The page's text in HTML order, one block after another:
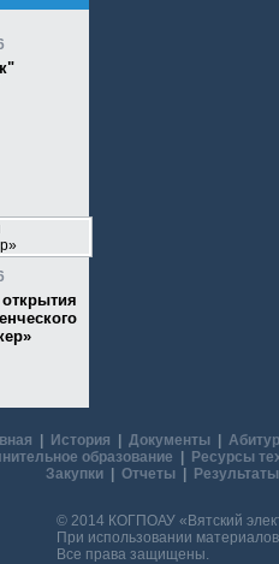
История Документы|
образование
Ресурсы
Закупки| Отчеты|
© 2014 КОГПОАУ «Вятский
При использовании
Все права защищены.